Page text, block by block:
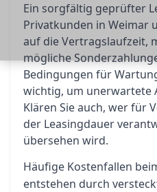
Ein sorgfältig geprüfter
Privatkunden in Weimar
auf die Vertragslaufzeit,
mögliche
Bedingungen für
wichtig, um unerwartete
Klären Sie auch, wer für
der Leasingdauer
übersehen wird.
Häufige Kostenfallen
entstehen durch